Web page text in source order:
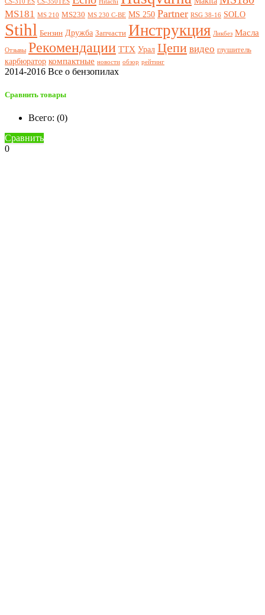
MS181 MS 210 MS230 MS 230 C-BE MS 250 Partner RSG 38-16 SOLO
Stihl Бензин Дружба Запчасти Инструкция Ликбез Масла
Отзывы Рекомендации ТТХ Урал Цепи видео глушитель
карбюратор компактные новости обзор рейтинг
2014-2016 Все о бензопилах
Сравнить товары
Всего: (0)
Сравнить
0